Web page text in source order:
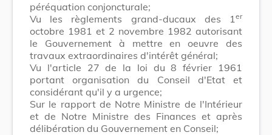
péréquation conjoncturale;
Vu les règlements grand-ducaux des 1 er
octobre 1981 et 2 novembre 1982 autorisant
le Gouvernement à mettre en oeuvre des
travaux extraordinaires d'intérêt général;
Vu l'article 27 de la loi du 8 février 1961
portant organisation du Conseil d'Etat et
considérant qu'il y a urgence;
Sur le rapport de Notre Ministre de l'Intérieur
et de Notre Ministre des Finances et après
délibération du Gouvernement en Conseil;